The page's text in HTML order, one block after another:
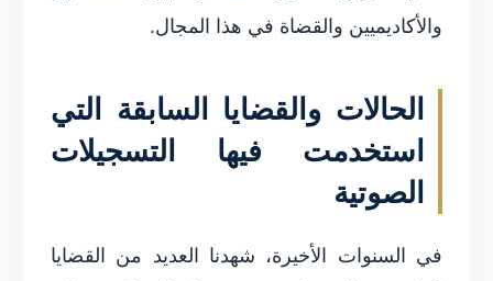
والأكاديميين والقضاة في هذا المجال.
الحالات والقضايا السابقة التي
استخدمت فيها التسجيلات
الصوتية
في السنوات الأخيرة، شهدنا العديد من القضايا